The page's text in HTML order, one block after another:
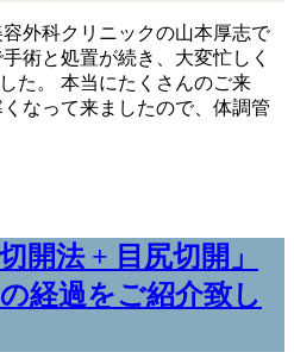
外科クリニックの山本厚志で
術と処置が続き、大変忙しく
た。 本当にたくさんのご来
なって来ましたので、体調管
開法 + 目尻切開」
経過をご紹介致し